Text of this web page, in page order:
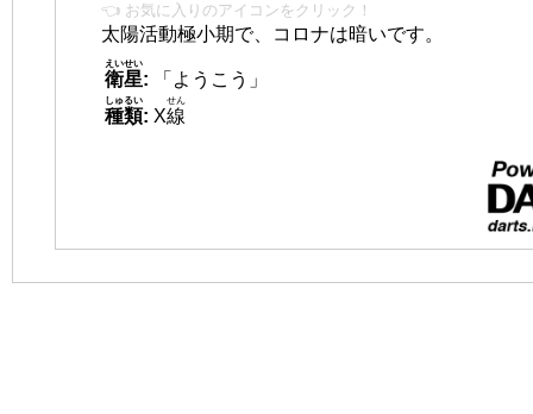
👈 お気に入りのアイコンをクリック！
太陽活動極小期で、コロナは暗いです。
衛星
えいせい
:
「ようこう」
種類
しゅるい
: X線
せん